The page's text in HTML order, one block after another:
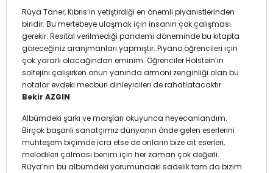
Rüya Taner, Kıbrıs’ın yetiştirdiği en önemli piyanistlerinden
biridir. Bu mertebeye ulaşmak için insanın çok çalışması
gerekir. Resital verilmediği pandemi döneminde bu kitapta
göreceğiniz aranjmanları yapmıştır. Piyano öğrencileri için
çok yararlı olacağından eminim. Öğrenciler Holstein’in
solfejini çalışırken onun yanında armoni zenginliği olan bu
notalar evdeki mecburi dinleyicileri de rahatlatacaktır.
Bekir AZGIN
Albümdeki şarkı ve marşları okuyunca heyecanlandım.
Birçok başarılı sanatçımız dünyanın önde gelen eserlerini
muhteşem biçimde icra etse de onların bize ait eserleri,
melodileri çalması benim için her zaman çok değerli.
Rüya’nın bu albümdeki yorumundaki sadelik tam da bizim